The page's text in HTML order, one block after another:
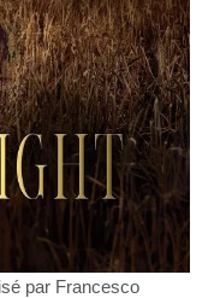
par Francesco